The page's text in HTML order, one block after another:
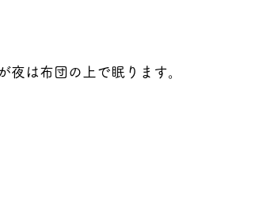
夜は布団の上で眠ります。